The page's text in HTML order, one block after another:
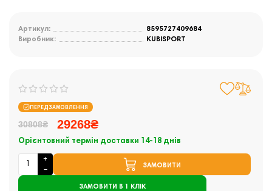
Артикул:
8595727409684
Виробник:
KUBISPORT
ПЕРЕДЗАМОВЛЕННЯ
30808₴ 29268₴
Орієнтовний термін доставки 14-18 днів
ЗАМОВИТИ
ЗАМОВИТИ В 1 КЛІК